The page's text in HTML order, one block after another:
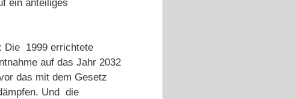
ein anteiliges
Die 1999 errichtete
auf das Jahr 2032
das mit dem Gesetz
Und die